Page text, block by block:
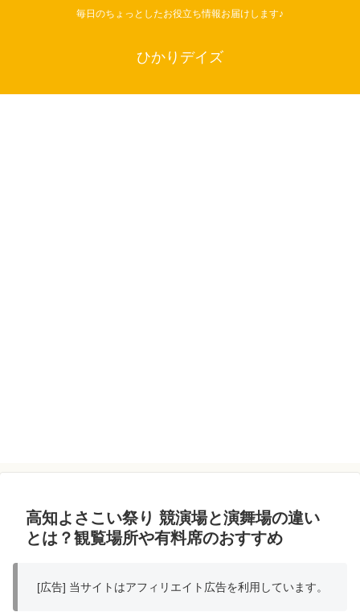
毎日のちょっとしたお役立ち情報お届けします♪
ひかりデイズ
高知よさこい祭り 競演場と演舞場の違い
とは？観覧場所や有料席のおすすめ
[広告] 当サイトはアフィリエイト広告を利用しています。